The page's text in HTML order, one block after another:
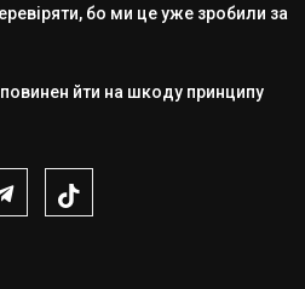
бо ми це уже зробили за
йти на шкоду принципу